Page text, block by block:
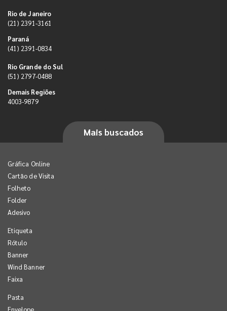
Rio de Janeiro
(21) 2391-3161
Paraná
(41) 2391-0834
Rio Grande do Sul
(51) 2797-0488
Demais Regiões
4003-9879
Mais buscados
Gráfica Online
Cartão de Visita
Folheto
Folder
Adesivo
Etiqueta
Rótulo
Banner
Wind Banner
Faixa
Pasta
Envelope